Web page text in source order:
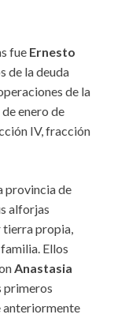
fue Ernesto
de la deuda
de la
enero de
IV, fracción
provincia de
alforjas
tierra propia,
Ellos
Anastasia
primeros
anteriormente